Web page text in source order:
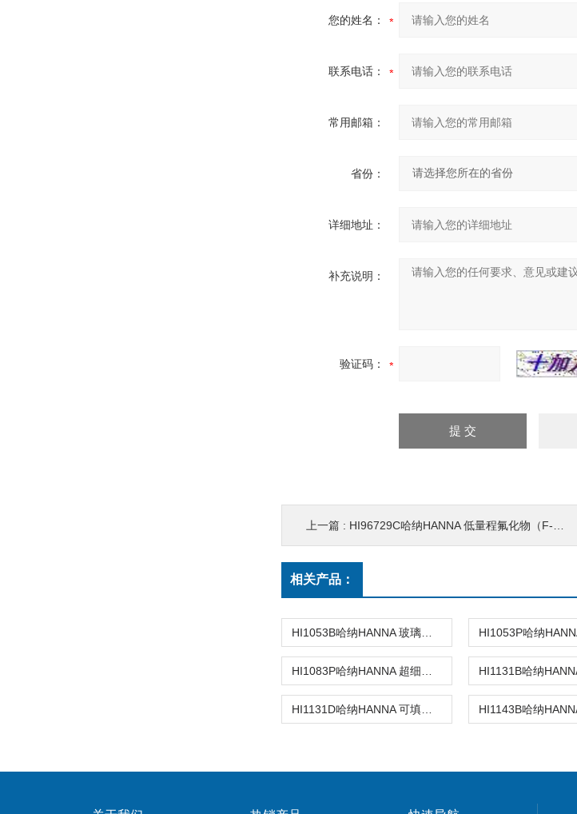
您的姓名：
联系电话：
常用邮箱：
省份：
详细地址：
补充说明：
验证码：
上一篇 : HI96729C哈纳HANNA 低量程氟化物（F-）浓度测定仪
相关产品：